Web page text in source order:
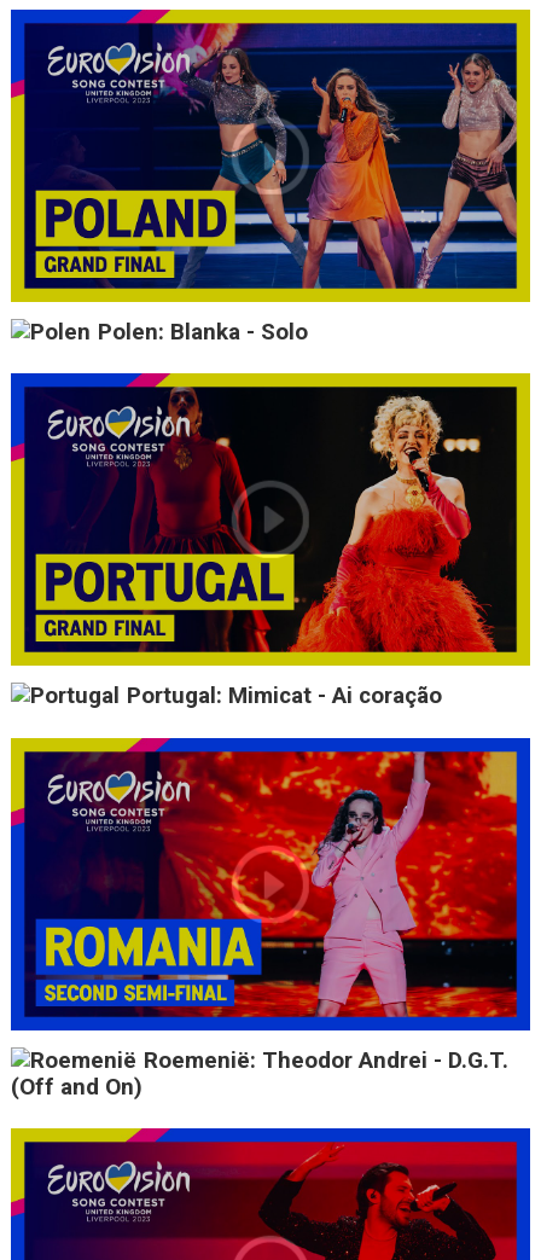
Polen: Blanka - Solo
Portugal: Mimicat - Ai coração
Roemenië: Theodor Andrei - D.G.T.
(Off and On)